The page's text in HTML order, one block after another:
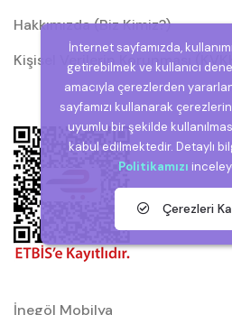
Hakkımızda (Biz Kimiz?)
Kişisel Verilerin Korunması
İnegöl Mobilya
İnternet sayfamızda,
getirebilmek ve kullanıcı
amacıyla çerezlerden
sayfamızı kullanarak
uyumlu bir şekilde
kabul edilmektedir. Detaylı
Politikamızı
Çerezleri